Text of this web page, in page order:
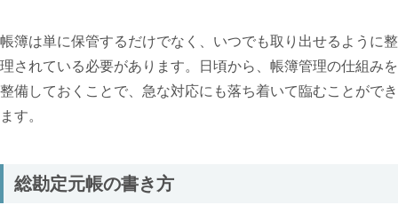
帳簿は単に保管するだけでなく、いつでも取り出せるように整
理されている必要があります。日頃から、帳簿管理の仕組みを
整備しておくことで、急な対応にも落ち着いて臨むことができ
ます。
総勘定元帳の書き方